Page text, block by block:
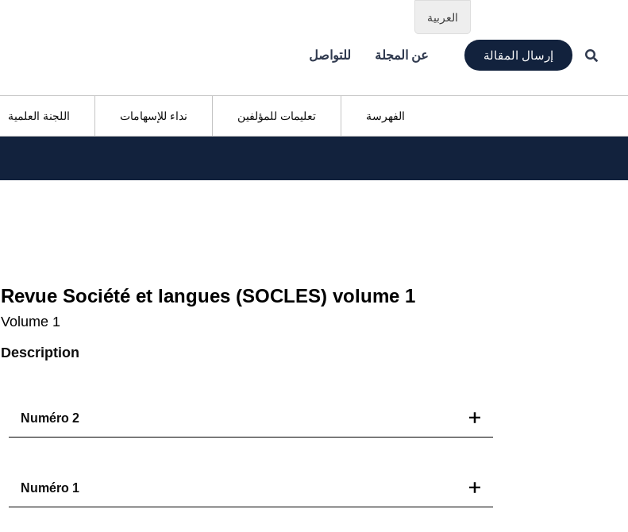
للتواصل عن المجلة إرسال المقالة
اللجنة العلمية نداء للإسهامات تعليمات للمؤلفين الفهرسة
Revue Société et langues (SOCLES) volume 1
Volume 1
Description
Numéro 2
Numéro 1
العربية